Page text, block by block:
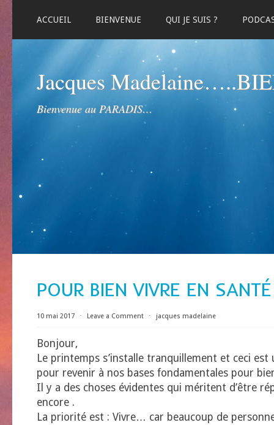
ACCUEIL BIENVENUE QUI JE SUIS ?
Jacques
Bienvenue au PARADIS…
POUR BIEN VIVRE EN SANTÉ
10 mai 2017 ⋅ Leave a Comment ⋅ jacques madelaine
Bonjour,
Le printemps s’installe tranquillement et ceci
pour revenir à nos bases fondamentales pour
Il y a des choses évidentes qui méritent d’être
encore .
La priorité est : Vivre… car beaucoup de